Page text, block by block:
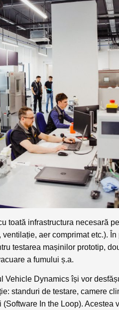
toată infrastructura necesară
aer comprimat etc.).
testarea mașinilor prototip,
a fumului ș.a.
Vehicle Dynamicsîși vor
standuri de testare, camere
In the Loop).